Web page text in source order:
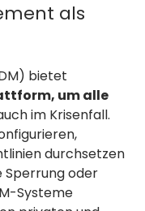
als
bietet
um alle
im Krisenfall.
durchsetzen
Sperrung oder
Systeme